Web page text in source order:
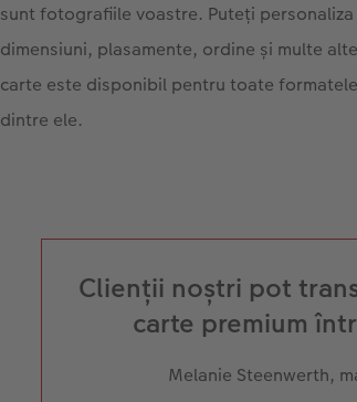
sunt fotografiile voastre. Puteți
dimensiuni, plasamente, ordine și multe
carte este disponibil pentru toate formatele
dintre ele.
Clienții noștri pot
carte premium
Melanie Steenwerth,